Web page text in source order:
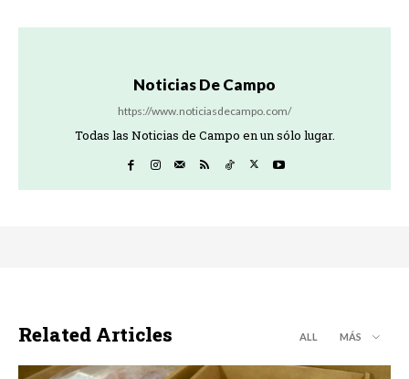
Noticias De Campo
https://www.noticiasdecampo.com/
Todas las Noticias de Campo en un sólo lugar.
Related Articles ALL MÁS